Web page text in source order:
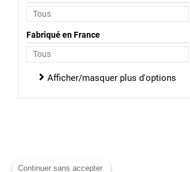
Fabriqué en France
Afficher/masquer plus d'options
Continuer sans accepter